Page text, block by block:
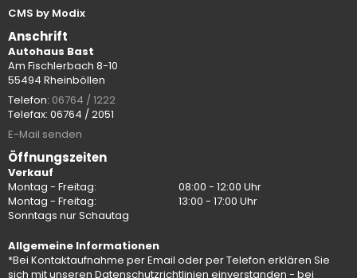
CMS by Modix
Anschrift
Autohaus Bast
Am Fischlerbach 8-10
55494 Rheinböllen
Telefon: 06764 / 1222
Telefax: 06764 / 2051
E-Mail senden
Öffnungszeiten
Verkauf
Montag - Freitag:
08:00 - 12:00 Uhr
Montag - Freitag:
13:00 - 17:00 Uhr
Sonntags nur Schautag
Allgemeine Informationen
*Bei Kontaktaufnahme per Email oder per Telefon erklären Sie
sich mit unseren Datenschutzrichtlinien einverstanden - bei